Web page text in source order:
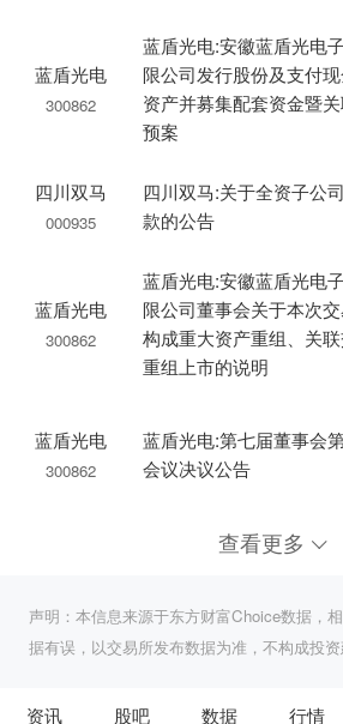
蓝盾光电
300862
蓝盾光电:安徽蓝盾光电
限公司发行股份及支付
资产并募集配套资金暨
预案
四川双马
000935
四川双马:关于全资子公
款的公告
蓝盾光电
300862
蓝盾光电:安徽蓝盾光电
限公司董事会关于本次
构成重大资产重组、关
重组上市的说明
蓝盾光电
300862
蓝盾光电:第七届董事会
会议决议公告
查看更多
声明：本信息来源于东方财富Choice数据，
据有误，以交易所发布数据为准，不构成投资
资讯 股吧 数据 行情